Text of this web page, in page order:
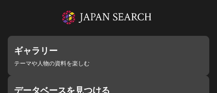
ギャラリー
テーマや人物の資料を楽しむ
データベースを見つける